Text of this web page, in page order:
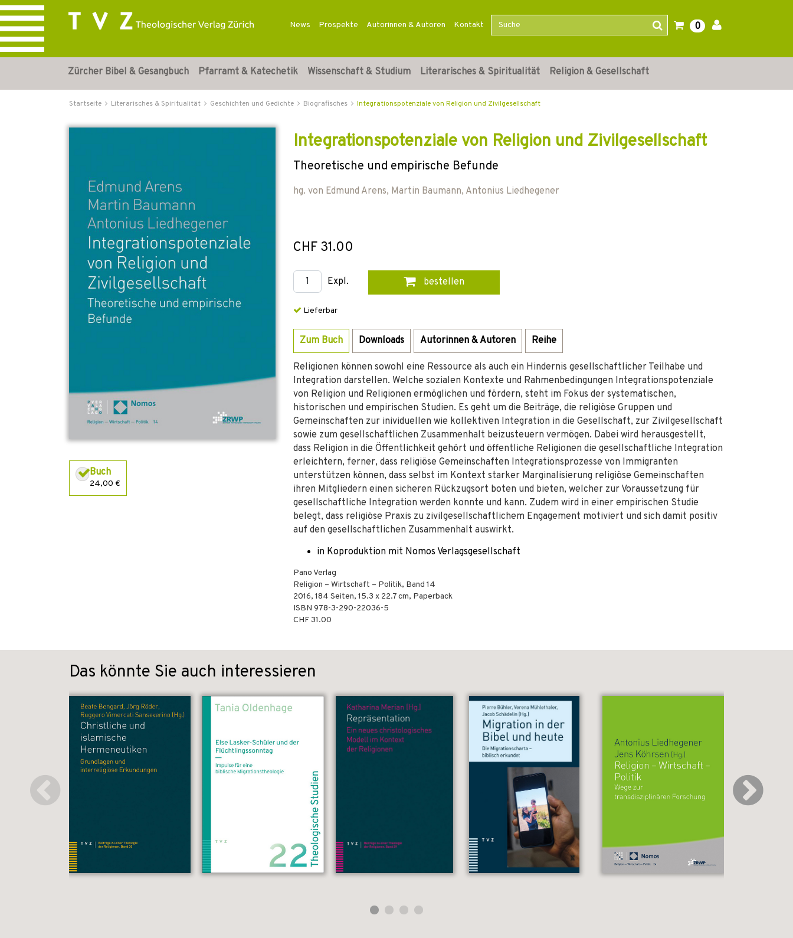
News Prospekte Autorinnen & Autoren Kontakt 0
Zürcher Bibel & Gesangbuch Pfarramt & Katechetik Wissenschaft & Studium Literarisches & Spiritualität Religion & Gesellschaft
Startseite Literarisches & Spiritualität Geschichten und Gedichte Biografisches Integrationspotenziale von Religion und Zivilgesellschaft
Buch
24,00 €
Integrationspotenziale von Religion und Zivilgesellschaft
Theoretische und empirische Befunde
hg. von Edmund Arens, Martin Baumann, Antonius Liedhegener
CHF 31.00
Expl. bestellen
Lieferbar
Zum Buch Downloads Autorinnen & Autoren Reihe
Religionen können sowohl eine Ressource als auch ein Hindernis gesellschaftlicher Teilhabe und
Integration darstellen. Welche sozialen Kontexte und Rahmenbedingungen Integrationspotenziale
von Religion und Religionen ermöglichen und fördern, steht im Fokus der systematischen,
historischen und empirischen Studien. Es geht um die Beiträge, die religiöse Gruppen und
Gemeinschaften zur inividuellen wie kollektiven Integration in die Gesellschaft, zur Zivilgesellschaft
sowie zum gesellschaftlichen Zusammenhalt beizusteuern vermögen. Dabei wird herausgestellt,
dass Religion in die Öffentlichkeit gehört und öffentliche Religionen die gesellschaftliche Integration
erleichtern, ferner, dass religiöse Gemeinschaften Integrationsprozesse von Immigranten
unterstützen können, dass selbst im Kontext starker Marginalisierung religiöse Gemeinschaften
ihren Mitgliedern einen sicheren Rückzugsort boten und bieten, welcher zur Voraussetzung für
gesellschaftliche Integration werden konnte und kann. Zudem wird in einer empirischen Studie
belegt, dass religiöse Praxis zu zivilgesellschaftlichem Engagement motiviert und sich damit positiv
auf den gesellschaftlichen Zusammenhalt auswirkt.
in Koproduktion mit Nomos Verlagsgesellschaft
Pano Verlag
Religion – Wirtschaft – Politik, Band 14
2016, 184 Seiten, 15.3 x 22.7 cm, Paperback
ISBN 978-3-290-22036-5
CHF 31.00
Das könnte Sie auch interessieren